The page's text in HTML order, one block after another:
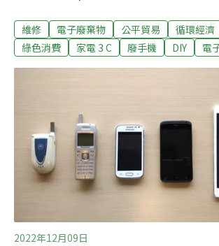
代「Fairphone 4」手機由皇鋒通訊、遠
供台灣兩年、國際三年保固，並承諾五年
出勞動權益問題。來自荷蘭的環保手機品
「Fairphone」在2013年成立，主張生產
設計方便、再利用材質比例高，為市場注
權的替代方案。Fairphone去年推出第四
4」，昨（8）日舉辦在台上市記者會，將
傳電信獨賣。Fairphone共同創
維修 電子廢棄物 公平貿易 循環經濟
綠色消費
家電 3 C 廢手機 DIY 電
2022年12月09日